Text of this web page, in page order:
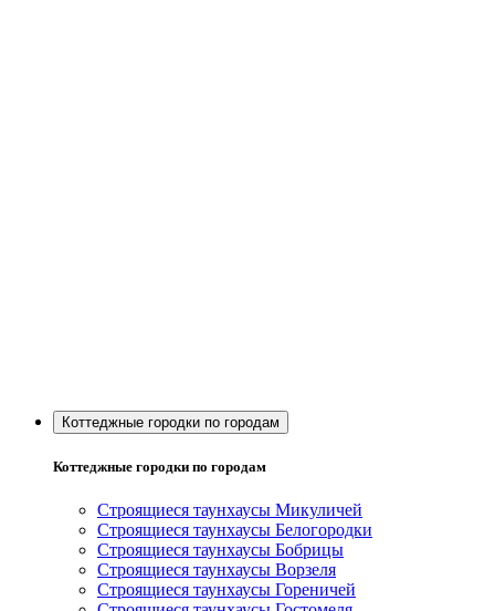
Коттеджные городки по городам
Коттеджные городки по городам
Строящиеся таунхаусы Микуличей
Строящиеся таунхаусы Белогородки
Строящиеся таунхаусы Бобрицы
Строящиеся таунхаусы Ворзеля
Строящиеся таунхаусы Гореничей